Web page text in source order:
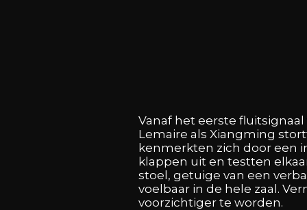
Vanaf het eerste
Lemaire als Xiangming
kenmerkten zich door een
klappen uit en testten
stoel, getuige van een
voelbaar in de hele zaal.
voorzichtiger te worden.